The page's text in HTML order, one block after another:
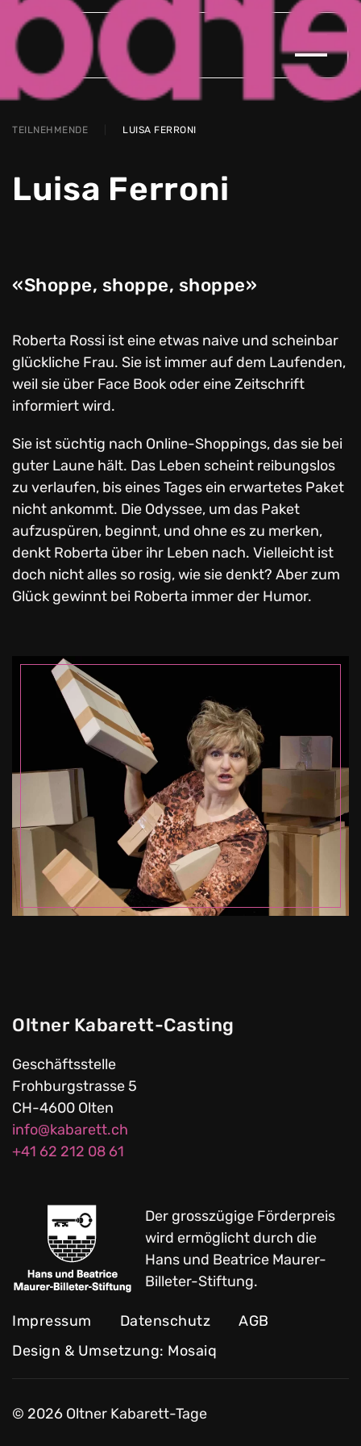
Zum Hauptinhalt springen
TEILNEHMENDE LUISA FERRONI
Luisa Ferroni
«Shoppe, shoppe, shoppe»
Roberta Rossi ist eine etwas naive und scheinbar
glückliche Frau. Sie ist immer auf dem Laufenden,
weil sie über Face Book oder eine Zeitschrift
informiert wird.
Sie ist süchtig nach Online-Shoppings, das sie bei
guter Laune hält. Das Leben scheint reibungslos
zu verlaufen, bis eines Tages ein erwartetes Paket
nicht ankommt. Die Odyssee, um das Paket
aufzuspüren, beginnt, und ohne es zu merken,
denkt Roberta über ihr Leben nach. Vielleicht ist
doch nicht alles so rosig, wie sie denkt? Aber zum
Glück gewinnt bei Roberta immer der Humor.
Oltner Kabarett-Casting
Geschäftsstelle
Frohburgstrasse 5
CH-4600 Olten
info@kabarett.ch
+41 62 212 08 61
Der grosszügige Förderpreis
wird ermöglicht durch die
Hans und Beatrice Maurer-
Billeter-Stiftung.
Impressum Datenschutz
AGB
Design & Umsetzung: Mosaiq
© 2026 Oltner Kabarett-Tage